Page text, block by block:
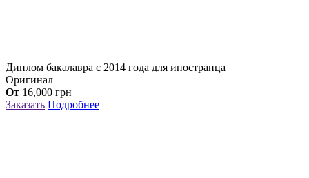
Диплом бакалавра с 2014 года для иностранца
Оригинал
От 16,000 грн
Заказать Подробнее